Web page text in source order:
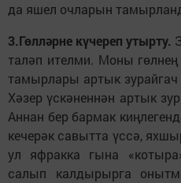
да яшел очларын
3.Гөлләрне күчереп утырту.
таләп ителми. Моны
тамырлары артык
Хәзер үскәненнән артык
Аннан бер бармак
кечерәк савытта үссә,
ул яфракка гына
салып калдырырга